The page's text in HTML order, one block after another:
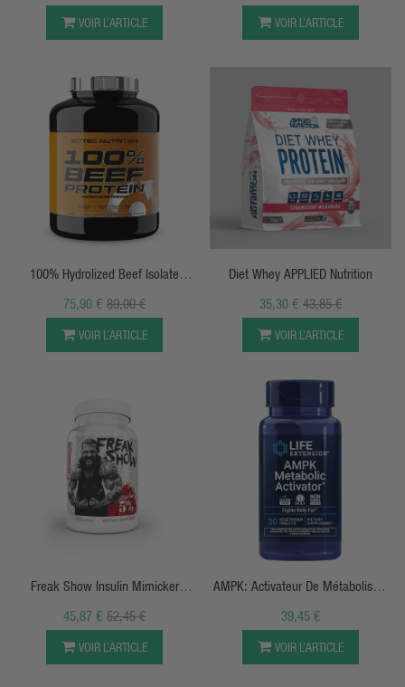
VOIR L’ARTICLE VOIR L’ARTICLE
APERÇU RAPIDE
100% Hydrolized Beef Isolate
Peptides Scitec
89,00 €
75,90 €
VOIR L’ARTICLE
APERÇU RAPIDE
Diet Whey APPLIED Nutrition
43,85 €
35,30 €
VOIR L’ARTICLE
Freak Show Insulin Mimicker
(180caps) 5% Nutrition
52,45 €
45,87 €
VOIR L’ARTICLE
APERÇU RAPIDE
AMPK: Activateur De Métabolisme
- Brûle-Graisse Abdominale - Life
Extension
39,45 €
VOIR L’ARTICLE